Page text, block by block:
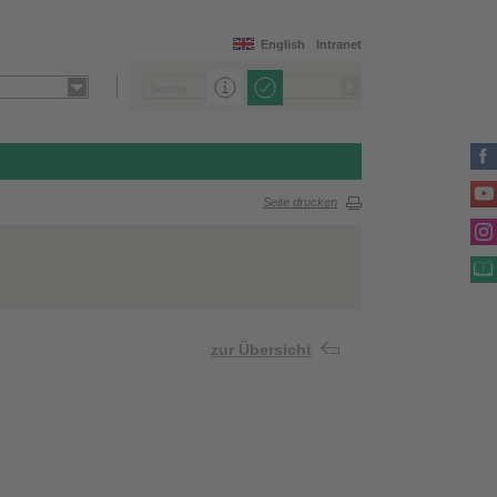
Intranet
English
Seite drucken
zur Übersicht